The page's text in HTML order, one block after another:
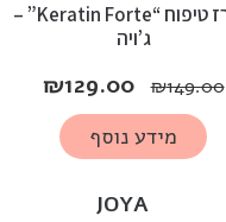
JOYA
מארז טיפוח “Keratin Forte” –
ג’ויה
₪149.00
₪129.00
מידע נוסף